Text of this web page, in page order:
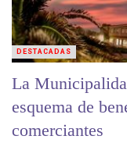
La
esquema de
comerciantes
DESTACADAS